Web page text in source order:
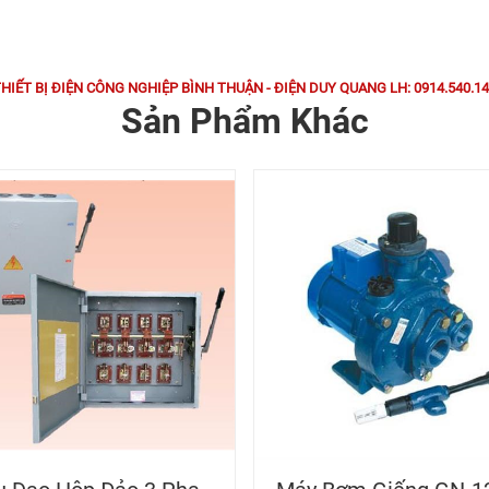
BỊ ĐIỆN CÔNG NGHIỆP BÌNH THUẬN - ĐIỆN DUY QUANG LH:
Sản Phẩm Khác